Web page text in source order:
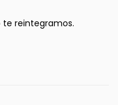
reintegramos.